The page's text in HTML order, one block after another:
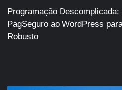
Programação
PagSeguro ao WordPress
Robusto